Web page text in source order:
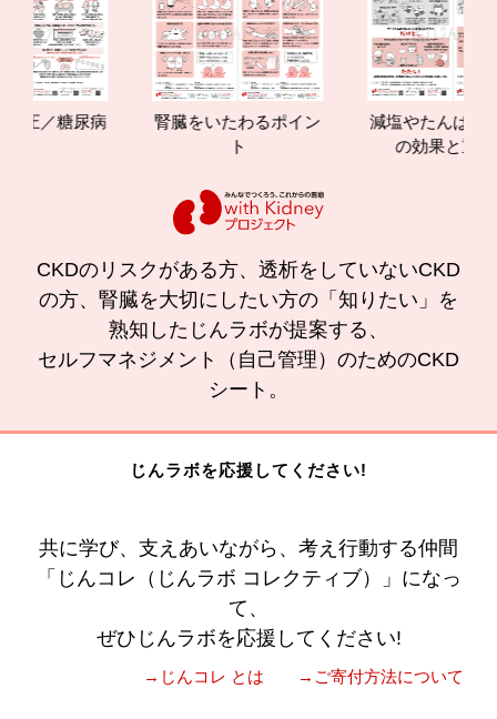
尿病
腎臓をいたわるポイン
減塩やたんぱく質管理
の効果と重要性
CKDのリスクがある方、透析をしていないCKD
の方、腎臓を大切にしたい方の「知りたい」を
熟知したじんラボが提案する、
セルフマネジメント（自己管理）のためのCKD
シート。
じんラボを応援してください!
共に学び、支えあいながら、考え行動する仲間
「じんコレ（じんラボ コレクティブ）」になっ
て、
ぜひじんラボを応援してください!
→じんコレ とは →ご寄付方法について